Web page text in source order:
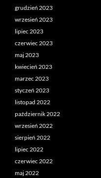
grudzień 2023
wrzesień 2023
lipiec 2023
czerwiec 2023
maj 2023
kwiecień 2023
marzec 2023
styczeń 2023
listopad 2022
październik 2022
wrzesień 2022
sierpień 2022
lipiec 2022
czerwiec 2022
maj 2022